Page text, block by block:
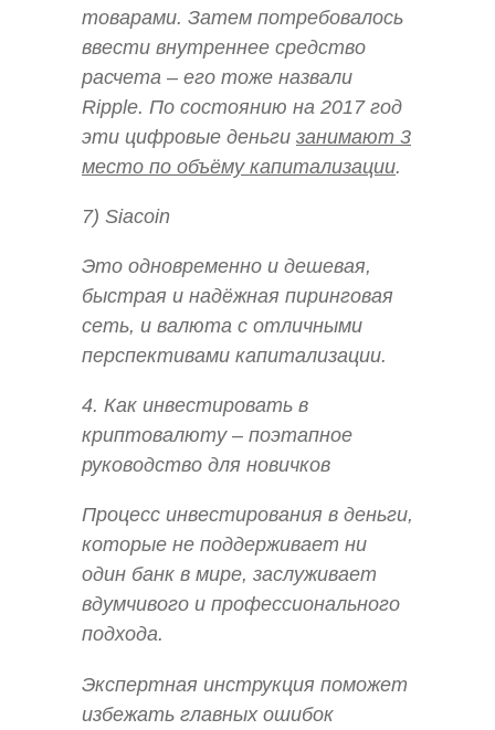
товарами. Затем потребовалось
ввести внутреннее средство
расчета – его тоже назвали
Ripple. По состоянию на 2017 год
эти цифровые деньги занимают 3
место по объёму капитализации.
7) Siacoin
Это одновременно и дешевая,
быстрая и надёжная пиринговая
сеть, и валюта с отличными
перспективами капитализации.
4. Как инвестировать в
криптовалюту – поэтапное
руководство для новичков
Процесс инвестирования в деньги,
которые не поддерживает ни
один банк в мире, заслуживает
вдумчивого и профессионального
подхода.
Экспертная инструкция поможет
избежать главных ошибок